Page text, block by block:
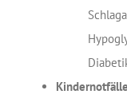
Kindernotfälle